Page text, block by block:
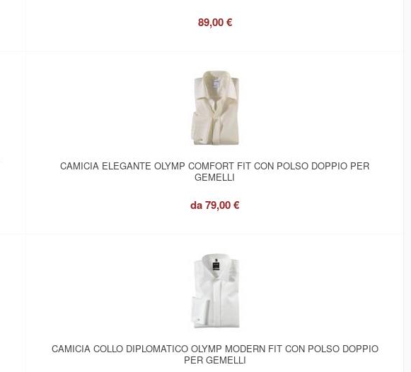
89,00 €
CAMICIA ELEGANTE OLYMP COMFORT FIT CON POLSO DOPPIO PER
GEMELLI
da79,00 €
CAMICIA COLLO DIPLOMATICO OLYMP MODERN FIT CON POLSO DOPPIO
PER GEMELLI